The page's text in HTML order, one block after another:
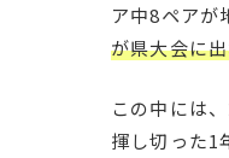
ア中8ペアが
が県大会に
この中には
揮し切った1